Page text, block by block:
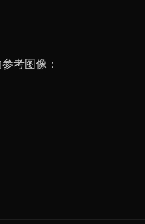
考图像：